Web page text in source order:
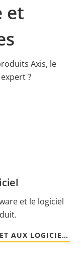
et
Axis, le
?
et le logiciel
ACCÉDER À LA DOCUMENTATION ET AUX LOGICIELS